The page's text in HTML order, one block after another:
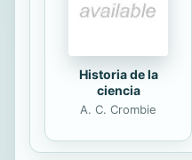
Historia de la
ciencia
A. C. Crombie